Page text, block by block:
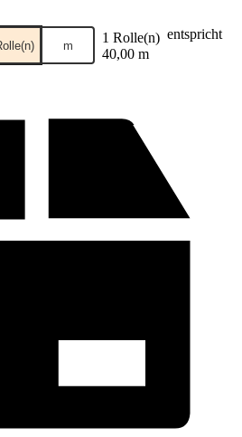
m 1 Rolle(n) entspricht
40,00 m